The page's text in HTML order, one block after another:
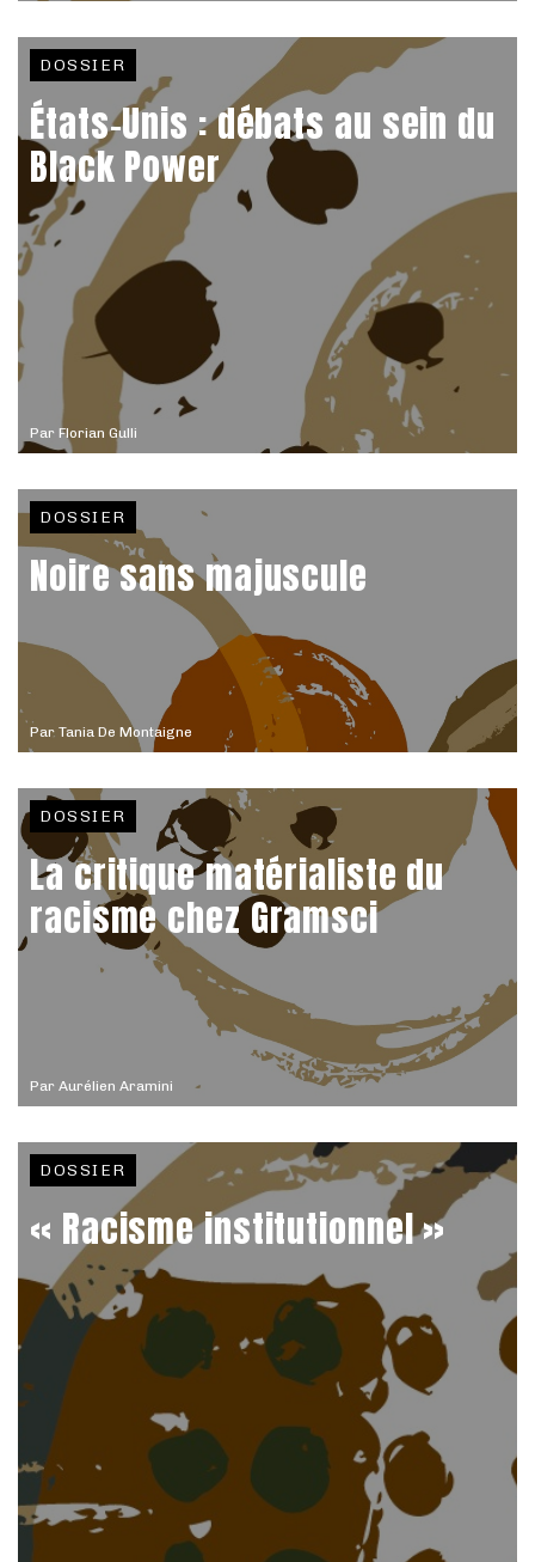
Par Florian Gulli
DOSSIER
États-Unis : débats au sein du
Black Power
Par Tania De Montaigne
DOSSIER
Noire sans majuscule
Par Aurélien Aramini
DOSSIER
La critique matérialiste du
racisme chez Gramsci
DOSSIER
« Racisme institutionnel »